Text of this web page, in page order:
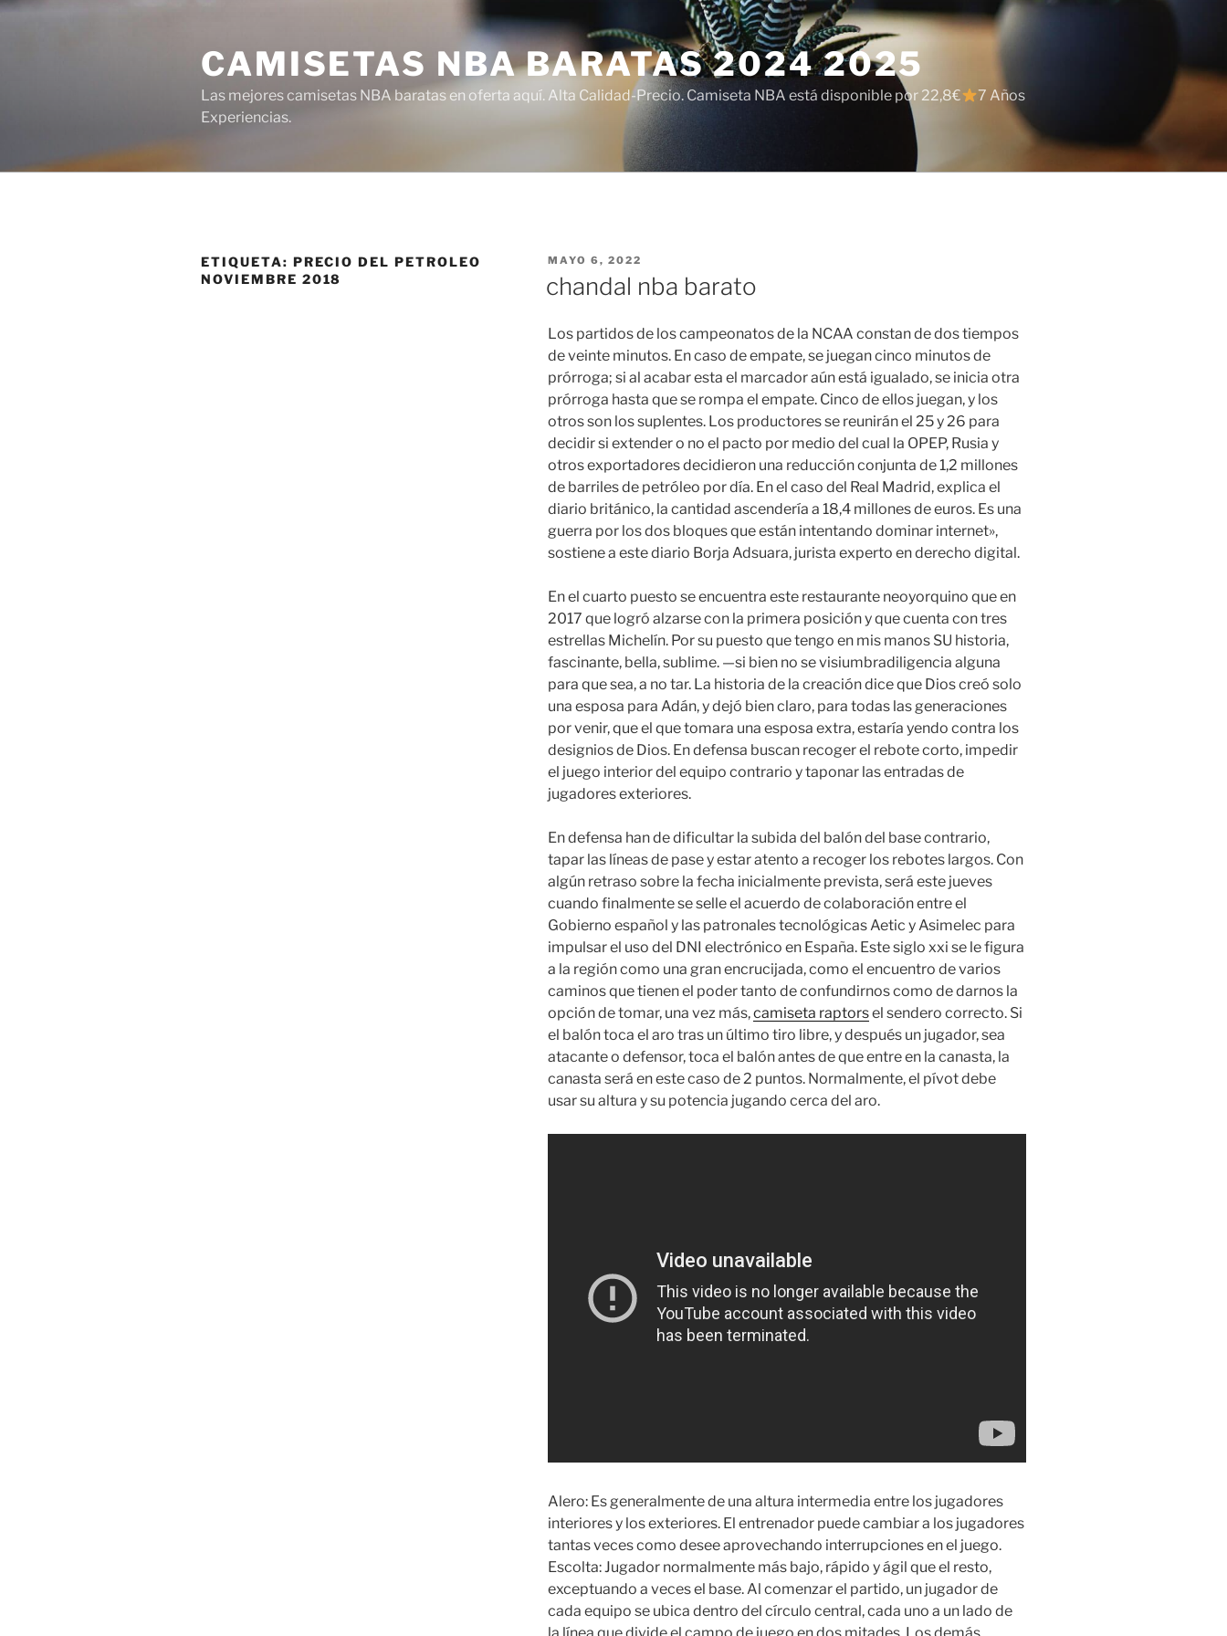
Saltar
CAMISETAS NBA BARATAS 2024 2025
Las mejores camisetas NBA baratas en oferta aquí. Alta Calidad-Precio. Camiseta NBA está disponible por 22,8€
7 Años
Experiencias.
ETIQUETA: PRECIO DEL PETROLEO
NOVIEMBRE 2018
PUBLICADO
EL
MAYO 6, 2022
chandal nba barato
Los partidos de los campeonatos de la NCAA constan de dos tiempos
de veinte minutos. En caso de empate, se juegan cinco minutos de
prórroga; si al acabar esta el marcador aún está igualado, se inicia otra
prórroga hasta que se rompa el empate. Cinco de ellos juegan, y los
otros son los suplentes. Los productores se reunirán el 25 y 26 para
decidir si extender o no el pacto por medio del cual la OPEP, Rusia y
otros exportadores decidieron una reducción conjunta de 1,2 millones
de barriles de petróleo por día. En el caso del Real Madrid, explica el
diario británico, la cantidad ascendería a 18,4 millones de euros. Es una
guerra por los dos bloques que están intentando dominar internet»,
sostiene a este diario Borja Adsuara, jurista experto en derecho digital.
En el cuarto puesto se encuentra este restaurante neoyorquino que en
2017 que logró alzarse con la primera posición y que cuenta con tres
estrellas Michelín. Por su puesto que tengo en mis manos SU historia,
fascinante, bella, sublime. —si bien no se visiumbradiligencia alguna
para que sea, a no tar. La historia de la creación dice que Dios creó solo
una esposa para Adán, y dejó bien claro, para todas las generaciones
por venir, que el que tomara una esposa extra, estaría yendo contra los
designios de Dios. En defensa buscan recoger el rebote corto, impedir
el juego interior del equipo contrario y taponar las entradas de
jugadores exteriores.
En defensa han de dificultar la subida del balón del base contrario,
tapar las líneas de pase y estar atento a recoger los rebotes largos. Con
algún retraso sobre la fecha inicialmente prevista, será este jueves
cuando finalmente se selle el acuerdo de colaboración entre el
Gobierno español y las patronales tecnológicas Aetic y Asimelec para
impulsar el uso del DNI electrónico en España. Este siglo xxi se le figura
a la región como una gran encrucijada, como el encuentro de varios
caminos que tienen el poder tanto de confundirnos como de darnos la
opción de tomar, una vez más,camiseta raptorsel sendero correcto. Si
el balón toca el aro tras un último tiro libre, y después un jugador, sea
atacante o defensor, toca el balón antes de que entre en la canasta, la
canasta será en este caso de 2 puntos. Normalmente, el pívot debe
usar su altura y su potencia jugando cerca del aro.
Alero: Es generalmente de una altura intermedia entre los jugadores
interiores y los exteriores. El entrenador puede cambiar a los jugadores
tantas veces como desee aprovechando interrupciones en el juego.
Escolta: Jugador normalmente más bajo, rápido y ágil que el resto,
exceptuando a veces el base. Al comenzar el partido, un jugador de
cada equipo se ubica dentro del círculo central, cada uno a un lado de